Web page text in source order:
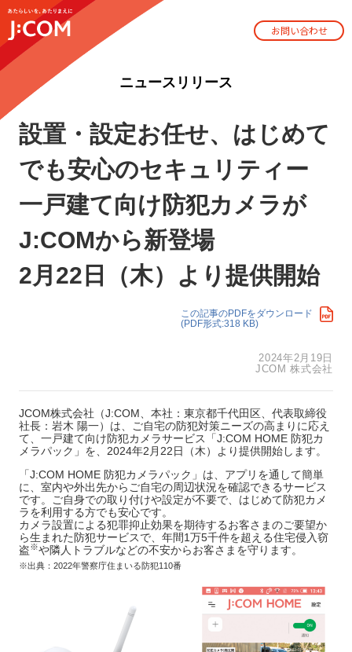
お問い合わせ
ニュースリリース
設置・設定お任せ、はじめて
でも安心のセキュリティー
一戸建て向け防犯カメラが
J:COMから新登場
2月22日（木）より提供開始
この記事のPDFをダウンロード
(PDF形式:318 KB)
2024年2月19日
JCOM 株式会社
JCOM株式会社（J:COM、本社：東京都千代田区、代表取締役
社長：岩木 陽一）は、ご自宅の防犯対策ニーズの高まりに応え
て、一戸建て向け防犯カメラサービス「J:COM HOME 防犯カ
メラパック」を、2024年2月22日（木）より提供開始します。
「J:COM HOME 防犯カメラパック」は、アプリを通して簡単
に、室内や外出先からご自宅の周辺状況を確認できるサービス
です。ご自身での取り付けや設定が不要で、はじめて防犯カメ
ラを利用する方でも安心です。
カメラ設置による犯罪抑止効果を期待するお客さまのご要望か
ら生まれた防犯サービスで、年間1万5千件を超える住宅侵入窃
盗※や隣人トラブルなどの不安からお客さまを守ります。
※出典：2022年警察庁住まいる防犯110番